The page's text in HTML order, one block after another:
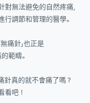
對無法避免的自然疼痛，
行調節和管理的醫學。
痛針」也正是
範疇。
針真的就不會痛了嗎？
看吧！